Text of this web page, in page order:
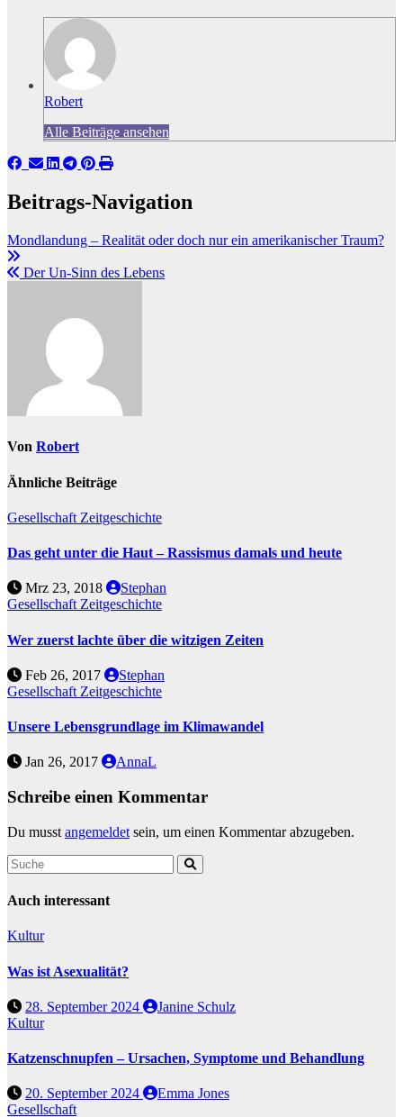
Robert
Alle Beiträge ansehen
Beitrags-Navigation
Mondlandung – Realität oder doch nur ein amerikanischer Traum?
Der Un-Sinn des Lebens
Von Robert
Ähnliche Beiträge
Gesellschaft Zeitgeschichte
Das geht unter die Haut – Rassismus damals und heute
Mrz 23, 2018
Stephan
Gesellschaft Zeitgeschichte
Wer zuerst lachte über die witzigen Zeiten
Feb 26, 2017
Stephan
Gesellschaft Zeitgeschichte
Unsere Lebensgrundlage im Klimawandel
Jan 26, 2017 AnnaL
Schreibe einen Kommentar
Du musst angemeldet sein, um einen Kommentar abzugeben.
Auch interessant
Kultur
Was ist Asexualität?
28. September 2024
Janine Schulz
Kultur
Katzenschnupfen – Ursachen, Symptome und Behandlung
20. September 2024
Emma Jones
Gesellschaft